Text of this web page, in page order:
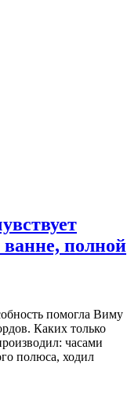
ванне, полной
помогла Виму
Каких только
часами
полюса, ходил